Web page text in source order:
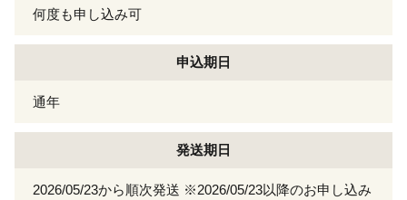
何度も申し込み可
申込期日
通年
発送期日
2026/05/23から順次発送 ※2026/05/23以降のお申し込み